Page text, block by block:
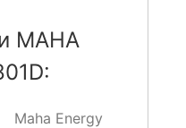
MAHA
Maha Energy